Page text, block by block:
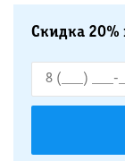
Скидка 20%